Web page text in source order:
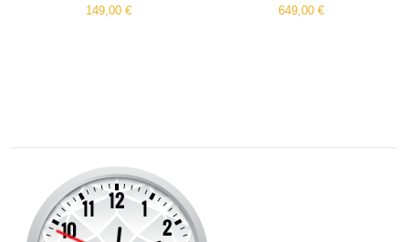
149,00 € 649,00 €